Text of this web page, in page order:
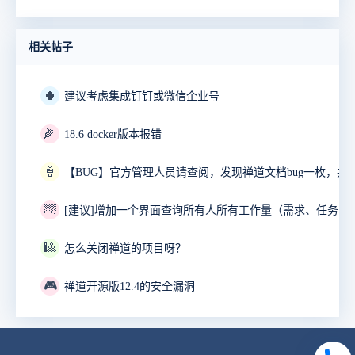
相关帖子
🌵 建议考虑集成钉钉或微信企业号
🌽 18.6 docker版本报错
🍦
🌁
🎱 怎么关闭禅道的项目呀？
🎮 禅道开源版12.4的安全漏洞